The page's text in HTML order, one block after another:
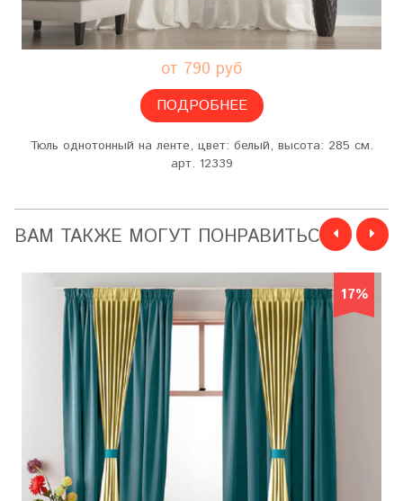
от 790 руб
ПОДРОБНЕЕ
Тюль однотонный на ленте, цвет: белый, высота: 285 см.
арт. 12339
ВАМ ТАКЖЕ МОГУТ ПОНРАВИТЬСЯ
17%